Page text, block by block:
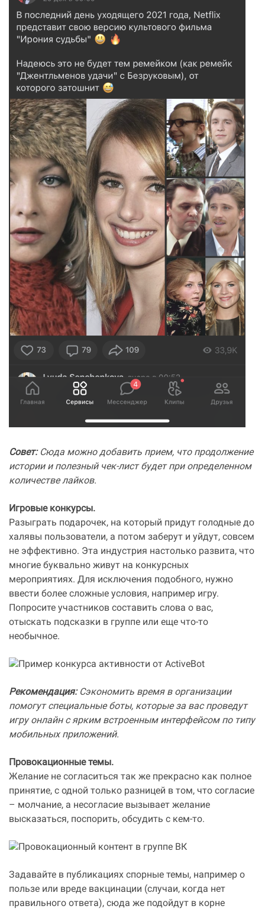
Совет:Сюда можно добавить прием, что продолжение
истории и полезный чек-лист будет при определенном
количестве лайков.
Игровые конкурсы.
Разыграть подарочек, на который придут голодные до
халявы пользователи, а потом заберут и уйдут, совсем
не эффективно. Эта индустрия настолько развита, что
многие буквально живут на конкурсных
мероприятиях. Для исключения подобного, нужно
ввести более сложные условия, например игру.
Попросите участников составить слова о вас,
отыскать подсказки в группе или еще что-то
необычное.
Рекомендация:Сэкономить время в организации
помогут специальные боты, которые за вас проведут
игру онлайн с ярким встроенным интерфейсом по типу
мобильных приложений.
Провокационные темы.
Желание не согласиться так же прекрасно как полное
принятие, с одной только разницей в том, что согласие
– молчание, а несогласие вызывает желание
высказаться, поспорить, обсудить с кем-то.
Задавайте в публикациях спорные темы, например о
пользе или вреде вакцинации (случаи, когда нет
правильного ответа), сюда же подойдут в корне